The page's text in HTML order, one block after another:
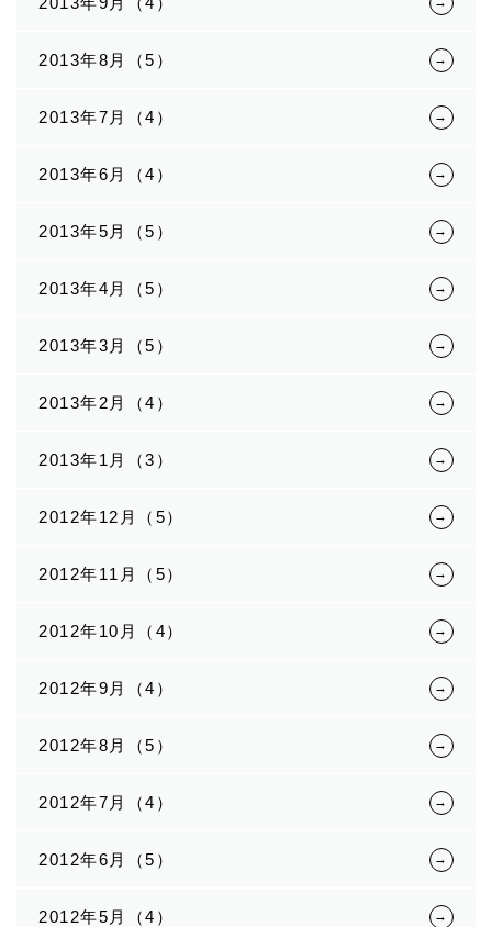
2013年8月（5）
2013年7月（4）
2013年6月（4）
2013年5月（5）
2013年4月（5）
2013年3月（5）
2013年2月（4）
2013年1月（3）
2012年12月（5）
2012年11月（5）
2012年10月（4）
2012年9月（4）
2012年8月（5）
2012年7月（4）
2012年6月（5）
2012年5月（4）